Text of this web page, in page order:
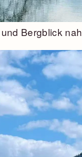
Bergblick